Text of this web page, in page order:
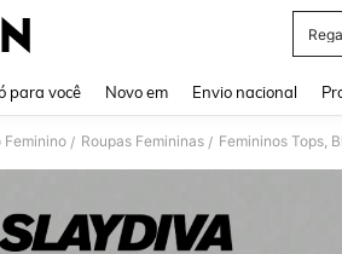
para você Novo em Envio nacional
Feminino / Roupas Femininas / Femininos Tops,